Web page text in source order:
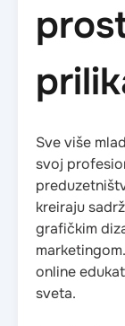
Sve više
svoj
kreiraju
grafičkim
online
sveta.